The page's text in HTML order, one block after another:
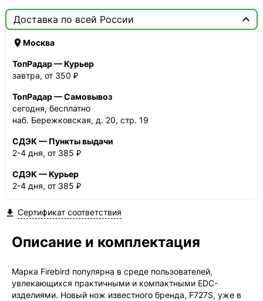
Доставка по всей России 
Москва
ТопРадар — Курьер
завтра, от 350 ₽
ТопРадар — Самовывоз
сегодня, бесплатно
наб. Бережковская, д. 20, стр. 19
СДЭК — Пункты выдачи
2-4 дня, от 385 ₽
СДЭК — Курьер
2-4 дня, от 385 ₽
 Сертификат соответствия
Описание и комплектация
Марка Firebird популярна в среде пользователей,
увлекающихся практичными и компактными EDC-
изделиями. Новый нож известного бренда, F727S, уже в